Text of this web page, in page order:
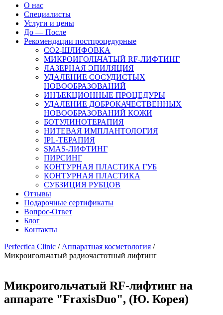
О нас
Специалисты
Услуги и цены
До — После
Рекомендации постпроцедурные
СO2-ШЛИФОВКА
МИКРОИГОЛЬЧАТЫЙ RF-ЛИФТИНГ
ЛАЗЕРНАЯ ЭПИЛЯЦИЯ
УДАЛЕНИЕ СОСУДИСТЫХ
НОВООБРАЗОВАНИЙ
ИНЪЕКЦИОННЫЕ ПРОЦЕДУРЫ
УДАЛЕНИЕ ДОБРОКАЧЕСТВЕННЫХ
НОВООБРАЗОВАНИЙ КОЖИ
БОТУЛИНОТЕРАПИЯ
НИТЕВАЯ ИМПЛАНТОЛОГИЯ
IPL-ТЕРАПИЯ
SMAS-ЛИФТИНГ
ПИРСИНГ
КОНТУРНАЯ ПЛАСТИКА ГУБ
КОНТУРНАЯ ПЛАСТИКА
СУБЗИЦИЯ РУБЦОВ
Отзывы
Подарочные сертификаты
Вопрос-Ответ
Блог
Контакты
Perfectica Clinic / Аппаратная косметология /
Микроигольчатый радиочастотный лифтинг
Микроигольчатый RF-лифтинг на
аппарате "FraxisDuo", (Ю. Корея)